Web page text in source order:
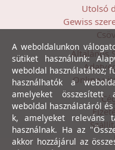
Utolsó
Gewiss
Általános
Online
A weboldalunkon
sütiket használunk:
weboldal használatához;
használhatók a
amelyeket összesített
weboldal használatáról
k, amelyeket releváns
használnak. Ha az
akkor hozzájárul az